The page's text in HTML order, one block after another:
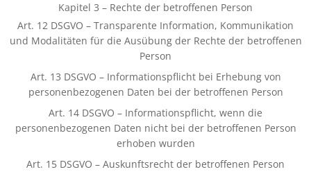
Kapitel 3 – Rechte der betroffenen Person
Art. 12 DSGVO – Transparente Information, Kommunikation
und Modalitäten für die Ausübung der Rechte der betroffenen
Person
Art. 13 DSGVO – Informationspflicht bei Erhebung von
personenbezogenen Daten bei der betroffenen Person
Art. 14 DSGVO – Informationspflicht, wenn die
personenbezogenen Daten nicht bei der betroffenen Person
erhoben wurden
Art. 15 DSGVO – Auskunftsrecht der betroffenen Person